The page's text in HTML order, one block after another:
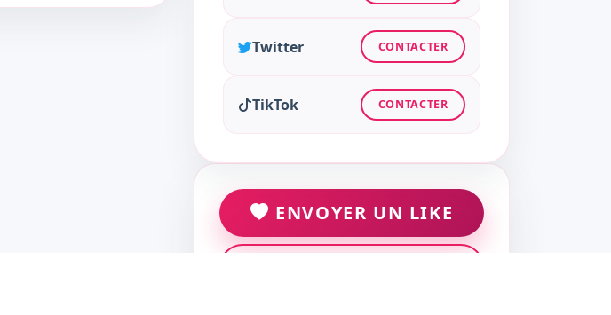
Twitter CONTACTER
TikTok CONTACTER
ENVOYER UN LIKE